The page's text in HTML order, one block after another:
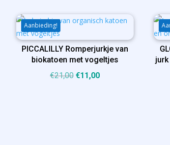
Aanbieding!
PICCALILLY Romperjurkje van
biokatoen met vogeltjes
€21,00 Oorspronkelijke
€11,00Huidige